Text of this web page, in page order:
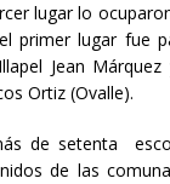
lugar lo
primer lugar fue
Jean
Ortiz (Ovalle).
de setenta
de las